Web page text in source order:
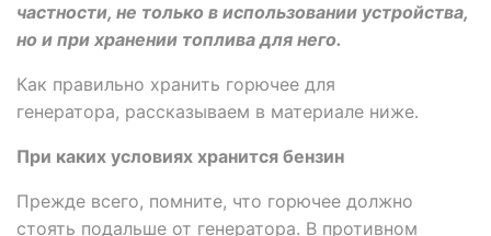
частности, не только в использовании устройства,
но и при хранении топлива для него.
Как правильно хранить горючее для
генератора, рассказываем в материале ниже.
При каких условиях хранится бензин
Прежде всего, помните, что горючее должно
стоять подальше от генератора. В противном